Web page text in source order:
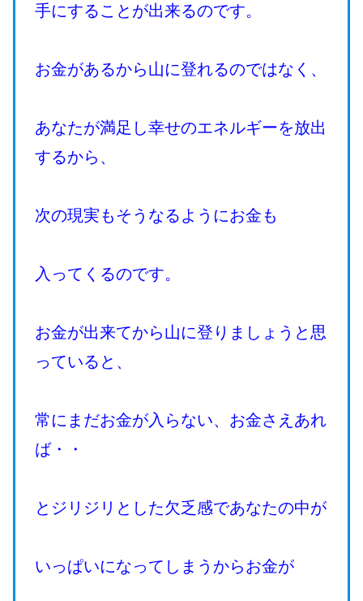
手にすることが出来るのです。
お金があるから山に登れるのではなく、
あなたが満足し幸せのエネルギーを放出
するから、
次の現実もそうなるようにお金も
入ってくるのです。
お金が出来てから山に登りましょうと思
っていると、
常にまだお金が入らない、お金さえあれ
ば・・
とジリジリとした欠乏感であなたの中が
いっぱいになってしまうからお金が